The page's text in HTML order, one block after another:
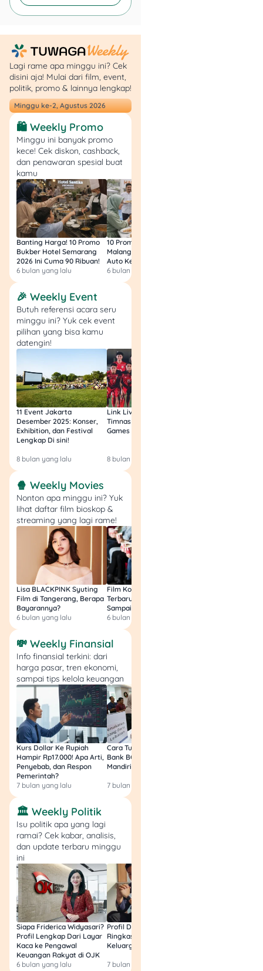
Lagi rame apa minggu ini? Cek
disini aja! Mulai dari film, event,
politik, promo & lainnya lengkap!
Minggu ke-2, Agustus 2026
🛍️ Weekly Promo
Minggu ini banyak promo
kece! Cek diskon, cashback,
dan penawaran spesial buat
kamu
Banting Harga! 10 Promo
Bukber Hotel Semarang
2026 Ini Cuma 90 Ribuan!
6 bulan yang lalu
10 Promo Bukber Hotel
Malang 2026: Start 75rb,
Auto Kenyang!
6 bulan yang lalu
🎉 Weekly Event
Butuh referensi acara seru
minggu ini? Yuk cek event
pilihan yang bisa kamu
datengin!
11 Event Jakarta
Desember 2025: Konser,
Exhibition, dan Festival
Lengkap Di sini!
8 bulan yang lalu
Link Live Streaming
Timnas vs Filipina SEA
Games Malam Ini, Gratis!
8 bulan yang lalu
🍿 Weekly Movies
Nonton apa minggu ini? Yuk
lihat daftar film bioskop &
streaming yang lagi rame!
Lisa BLACKPINK Syuting
Film di Tangerang, Berapa
Bayarannya?
6 bulan yang lalu
Film Komedi Indonesia
Terbaru 2026, Siap Ngakak
Sampai Sakit Perut!
6 bulan yang lalu
💸 Weekly Finansial
Info finansial terkini: dari
harga pasar, tren ekonomi,
sampai tips kelola keuangan
Kurs Dollar Ke Rupiah
Hampir Rp17.000! Apa Arti,
Penyebab, dan Respon
Pemerintah?
7 bulan yang lalu
Cara Tukar Uang Baru di
Bank BCA (Umum, BNI,
Mandiri, BRI, dan BSI) 2026!
7 bulan yang lalu
🏛️ Weekly Politik
Isu politik apa yang lagi
ramai? Cek kabar, analisis,
dan update terbaru minggu
ini
Siapa Friderica Widyasari?
Profil Lengkap Dari Layar
Kaca ke Pengawal
Keuangan Rakyat di OJK
6 bulan yang lalu
Profil Darma Mangkuluhur:
Ringkas Latar Belakang
Keluarga dan Bisnisnya
7 bulan yang lalu